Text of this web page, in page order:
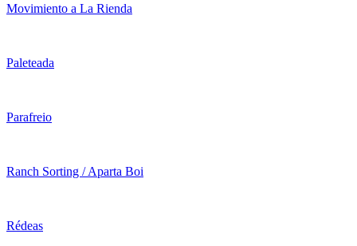
Movimiento a La Rienda
Paleteada
Parafreio
Ranch Sorting / Aparta Boi
Rédeas